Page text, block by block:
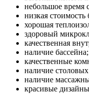
небольшое время
низкая
хорошая
здоровый
качественная
наличие бассейна;
качественные
наличие
наличие
красивые